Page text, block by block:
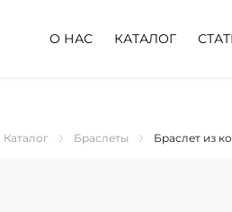
О НАС КАТАЛОГ
Каталог Браслеты Браслет из